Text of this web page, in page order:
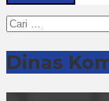
Cari
untuk:
Dinas